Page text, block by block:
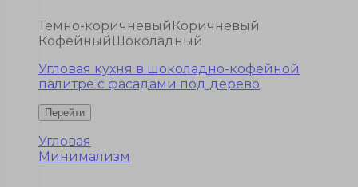
Темно-коричневый Коричневый
Кофейный Шоколадный
Угловая кухня в шоколадно-кофейной
палитре с фасадами под дерево
Угловая
Минимализм